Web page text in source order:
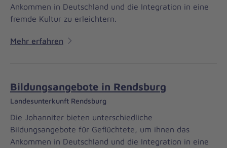
Ankommen in Deutschland und die Integration in eine
fremde Kultur zu erleichtern.
Mehr erfahren
Bildungsangebote in Rendsburg
Landesunterkunft Rendsburg
Die Johanniter bieten unterschiedliche
Bildungsangebote für Geflüchtete, um ihnen das
Ankommen in Deutschland und die Integration in eine